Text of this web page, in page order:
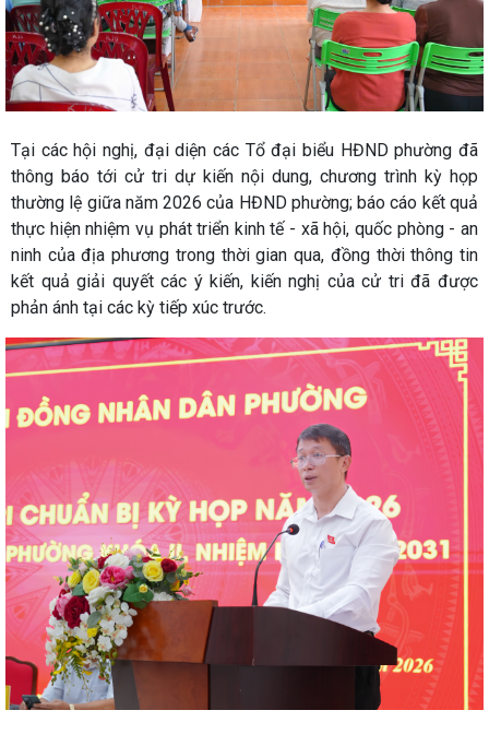
Tại các hội nghị, đại diện các Tổ đại biểu HĐND phường đã
thông báo tới cử tri dự kiến nội dung, chương trình kỳ họp
thường lệ giữa năm 2026 của HĐND phường; báo cáo kết quả
thực hiện nhiệm vụ phát triển kinh tế - xã hội, quốc phòng - an
ninh của địa phương trong thời gian qua, đồng thời thông tin
kết quả giải quyết các ý kiến, kiến nghị của cử tri đã được
phản ánh tại các kỳ tiếp xúc trước.